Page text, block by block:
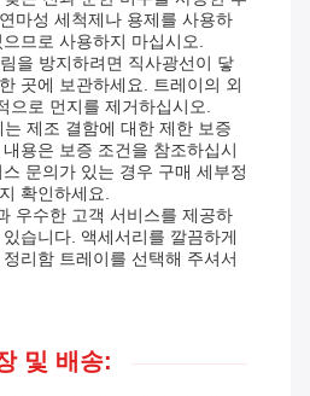
마성 세척제나 용제를 사용하
므로 사용하지 마십시오.
을 방지하려면 직사광선이 닿
곳에 보관하세요. 트레이의 외
으로 먼지를 제거하십시오.
는 제조 결함에 대한 제한 보증
용은 보증 조건을 참조하십시
문의가 있는 경우 구매 세부정
확인하세요.
우수한 고객 서비스를 제공하
습니다. 액세서리를 깔끔하게
리함 트레이를 선택해 주셔서
및 배송: